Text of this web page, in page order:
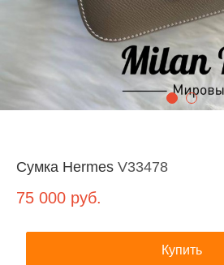
Сумка Hermes V33478
75 000 руб.
Купить